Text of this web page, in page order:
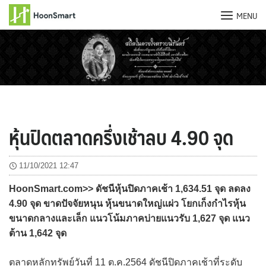
MENU
หุ้นปิดตลาดครึ่งเช้าลบ 4.90 จุด
11/10/2021 12:47
HoonSmart.com>> ดัชนีหุ้นปิดภาคเช้า 1,634.51 จุด ลดลง
4.90 จุด ขาดปัจจัยหนุน หุ้นขนาดใหญ่แผ่ว โยกเก็งกำไรหุ้น
ขนาดกลางและเล็ก แนวโน้มภาคบ่ายแนวรับ 1,627 จุด แนว
ต้าน 1,642 จุด
ตลาดหลักทรัพย์วันที่ 11 ต.ค.2564 ดัชนีปิดภาคเช้าที่ระดับ